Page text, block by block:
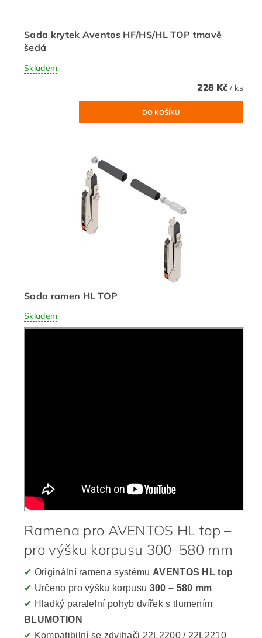
Sada krytek Aventos HF/HS/HL TOP tmavě
šedá
Skladem
228 Kč / ks
Sada ramen HL TOP
Skladem
Ramena pro AVENTOS HL top –
pro výšku korpusu 300–580 mm
✔ Originální ramena systému AVENTOS HL top
✔ Určeno pro výšku korpusu 300 – 580 mm
✔ Hladký paralelní pohyb dvířek s tlumením
BLUMOTION
✔ Kompatibilní se zdvihači 22L2200 / 22L2210